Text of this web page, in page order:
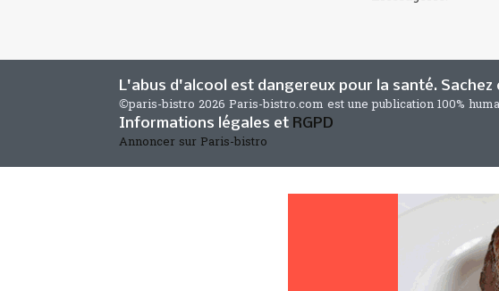
L'abus d'alcool est dangereux pour la santé.
©paris-bistro 2026 Paris-bistro.com est une publication 100%
Informations légales et RGPD
Annoncer sur Paris-bistro